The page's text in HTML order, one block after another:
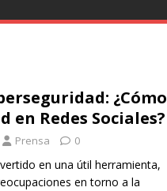
¿Cómo
Redes Sociales?
Prensa 0
en una útil herramienta,
en torno a la